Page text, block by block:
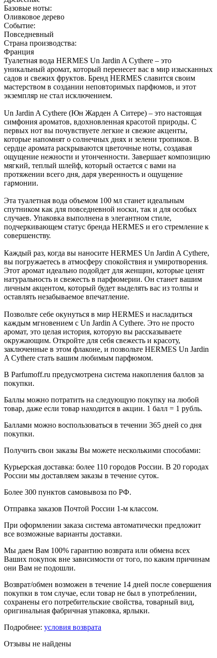
Базовые ноты:
Оливковое дерево
Событие:
Повседневный
Страна производства:
Франция
Туалетная вода HERMES Un Jardin A Cythere – это
уникальный аромат, который перенесет вас в мир изысканных
садов и свежих фруктов. Бренд HERMES славится своим
мастерством в создании неповторимых парфюмов, и этот
экземпляр не стал исключением.
Un Jardin A Cythere (Юн Жарден А Ситере) – это настоящая
симфония ароматов, вдохновленная красотой природы. С
первых нот вы почувствуете легкие и свежие акценты,
которые напомнят о солнечных днях и зелени тропиков. В
сердце аромата раскрываются цветочные ноты, создавая
ощущение нежности и утонченности. Завершает композицию
мягкий, теплый шлейф, который остается с вами на
протяжении всего дня, даря уверенность и ощущение
гармонии.
Эта туалетная вода объемом 100 мл станет идеальным
спутником как для повседневной носки, так и для особых
случаев. Упаковка выполнена в элегантном стиле,
подчеркивающем статус бренда HERMES и его стремление к
совершенству.
Каждый раз, когда вы наносите HERMES Un Jardin A Cythere,
вы погружаетесь в атмосферу спокойствия и умиротворения.
Этот аромат идеально подойдет для женщин, которые ценят
натуральность и свежесть в парфюмерии. Он станет вашим
личным акцентом, который будет выделять вас из толпы и
оставлять незабываемое впечатление.
Позвольте себе окунуться в мир HERMES и насладиться
каждым мгновением с Un Jardin A Cythere. Это не просто
аромат, это целая история, которую вы рассказываете
окружающим. Откройте для себя свежесть и красоту,
заключенные в этом флаконе, и позвольте HERMES Un Jardin
A Cythere стать вашим любимым парфюмом.
В Parfumoff.ru предусмотрена система накопления баллов за
покупки.
Баллы можно потратить на следующую покупку на любой
товар, даже если товар находится в акции. 1 балл = 1 рубль.
Баллами можно воспользоваться в течении 365 дней со дня
покупки.
Получить свои заказы Вы можете несколькими способами:
Курьерская доставка: более 110 городов России. В 20 городах
России мы доставляем заказы в течение суток.
Более 300 пунктов самовывоза по РФ.
Отправка заказов Почтой России 1-м классом.
При оформлении заказа система автоматически предложит
все возможные варианты доставки.
Мы даем Вам 100% гарантию возврата или обмена всех
Ваших покупок вне зависимости от того, по каким причинам
они Вам не подошли.
Возврат/обмен возможен в течение 14 дней после совершения
покупки в том случае, если товар не был в употреблении,
сохранены его потребительские свойства, товарный вид,
оригинальная фабричная упаковка, ярлыки.
Подробнее: условия возврата
Отзывы не найдены